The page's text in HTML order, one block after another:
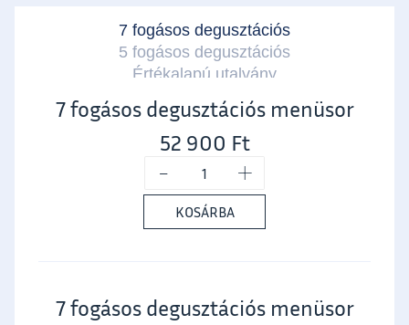
7 fogásos degusztációs
5 fogásos degusztációs
Értékalapú utalvány
7 fogásos degusztációs menüsor
52 900 Ft
- +
KOSÁRBA
7 fogásos degusztációs menüsor